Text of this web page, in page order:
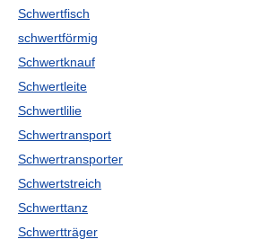
Schwertfisch
schwertförmig
Schwertknauf
Schwertleite
Schwertlilie
Schwertransport
Schwertransporter
Schwertstreich
Schwerttanz
Schwertträger